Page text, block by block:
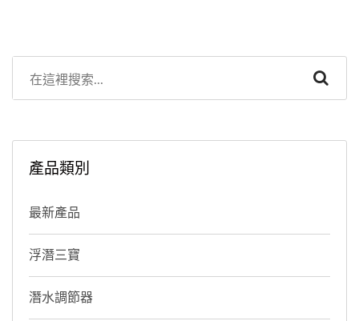
產品類別
最新產品
浮潛三寶
潛水調節器